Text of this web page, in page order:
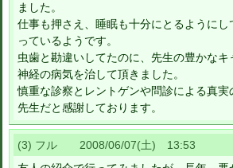
ました。
仕事も押さえ、睡眠も十分にとるように
っているようです。
虫歯と勘違いしてたのに、先生の豊かなキ
神経の病気を治して頂きました。
慎重な診察とレントゲンや問診による真実
先生だと感謝しております。
(3) フル 2008/06/07(土) 13:53